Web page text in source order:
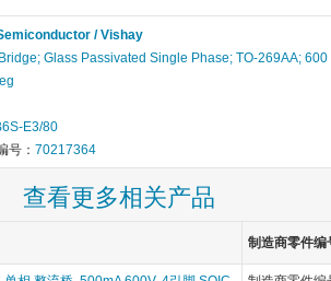
/ Vishay
Glass Passivated Single Phase; TO-269AA; 600
E3/80
号： 70217364
查看更多相关产品
制造商零件编